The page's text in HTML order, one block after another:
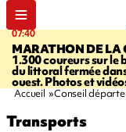
07:40
MARATHON DE LA
1.300 coureurs sur le
du littoral fermée
ouest. Photos et
Accueil Conseil
Transports